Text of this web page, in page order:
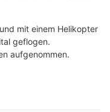
mit einem Helikopter
geflogen.
aufgenommen.